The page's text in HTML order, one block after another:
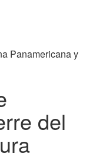
Panamericana y
del